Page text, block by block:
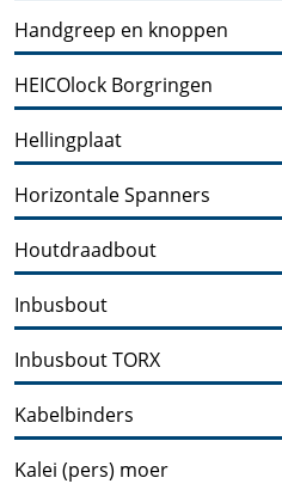
Handgreep en knoppen
HEICOlock Borgringen
Hellingplaat
Horizontale Spanners
Houtdraadbout
Inbusbout
Inbusbout TORX
Kabelbinders
Kalei (pers) moer